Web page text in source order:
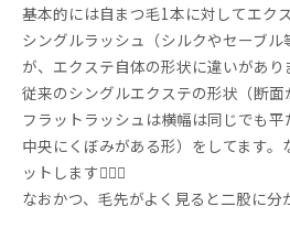
基本的には自まつ毛1本に対してエク
シングルラッシュ（シルクやセーブ
が、エクステ自体の形状に違いがあ
従来のシングルエクステの形状（断面
フラットラッシュは横幅は同じでも平
中央にくぼみがある形）をしてます。
ットします🙆‍♀️✨
なおかつ、毛先がよく見ると二股に分